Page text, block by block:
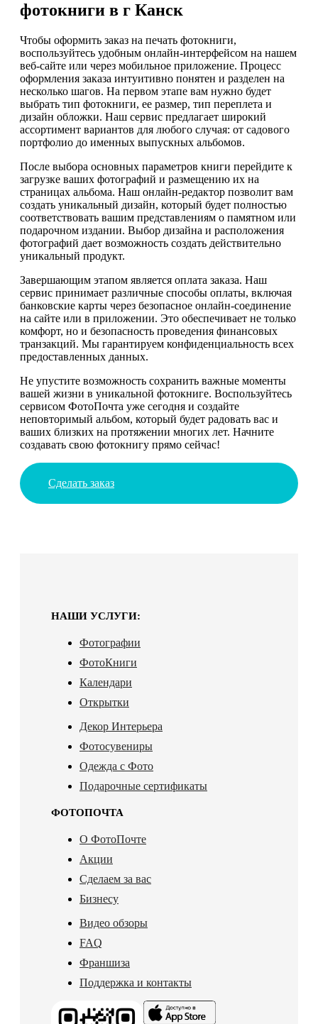
фотокниги в г Канск
Чтобы оформить заказ на печать фотокниги,
воспользуйтесь удобным онлайн-интерфейсом на нашем
веб-сайте или через мобильное приложение. Процесс
оформления заказа интуитивно понятен и разделен на
несколько шагов. На первом этапе вам нужно будет
выбрать тип фотокниги, ее размер, тип переплета и
дизайн обложки. Наш сервис предлагает широкий
ассортимент вариантов для любого случая: от садового
портфолио до именных выпускных альбомов.
После выбора основных параметров книги перейдите к
загрузке ваших фотографий и размещению их на
страницах альбома. Наш онлайн-редактор позволит вам
создать уникальный дизайн, который будет полностью
соответствовать вашим представлениям о памятном или
подарочном издании. Выбор дизайна и расположения
фотографий дает возможность создать действительно
уникальный продукт.
Завершающим этапом является оплата заказа. Наш
сервис принимает различные способы оплаты, включая
банковские карты через безопасное онлайн-соединение
на сайте или в приложении. Это обеспечивает не только
комфорт, но и безопасность проведения финансовых
транзакций. Мы гарантируем конфиденциальность всех
предоставленных данных.
Не упустите возможность сохранить важные моменты
вашей жизни в уникальной фотокниге. Воспользуйтесь
сервисом ФотоПочта уже сегодня и создайте
неповторимый альбом, который будет радовать вас и
ваших близких на протяжении многих лет. Начните
создавать свою фотокнигу прямо сейчас!
Сделать заказ
НАШИ УСЛУГИ:
Фотографии
ФотоКниги
Календари
Открытки
Декор Интерьера
Фотосувениры
Одежда с Фото
Подарочные сертификаты
ФОТОПОЧТА
О ФотоПочте
Акции
Сделаем за вас
Бизнесу
Видео обзоры
FAQ
Франшиза
Поддержка и контакты